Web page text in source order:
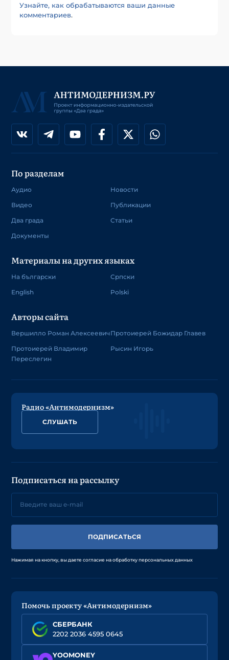
Узнайте, как обрабатываются ваши данные
комментариев.
По разделам
Аудио
Видео
Два града
Документы
Новости
Публикации
Статьи
Материалы на других языках
На български
English
Српски
Polski
Авторы сайта
Вершилло Роман Алексеевич
Протоиерей Владимир
Переслегин
Протоиерей Божидар Главев
Рысин Игорь
Радио «Антимодернизм»
СЛУШАТЬ
Подписаться на рассылку
ПОДПИСАТЬСЯ
Нажимая на кнопку, вы даете согласие на обработку персональных данных
Помочь проекту «Антимодернизм»
СБЕРБАНК
2202 2036 4595 0645
YOOMONEY